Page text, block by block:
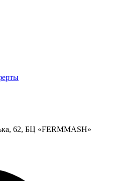
62, БЦ «FERMMASH»